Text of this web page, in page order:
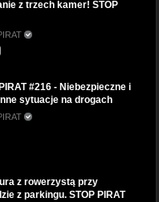
z trzech kamer! STOP
#216 - Niebezpieczne i
sytuacje na drogach
z rowerzystą przy
z parkingu. STOP PIRAT